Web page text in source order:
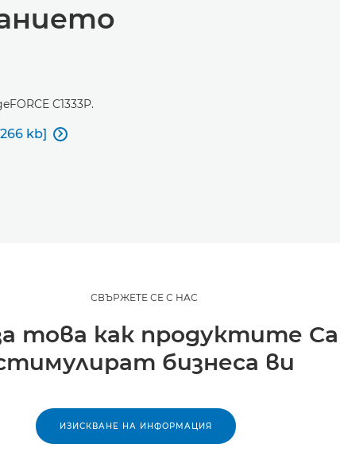
C1333P.
kb] 
СВЪРЖЕТЕ СЕ С НАС
това как продуктите
бизнеса ви
ИЗИСКВАНЕ НА ИНФОРМАЦИЯ